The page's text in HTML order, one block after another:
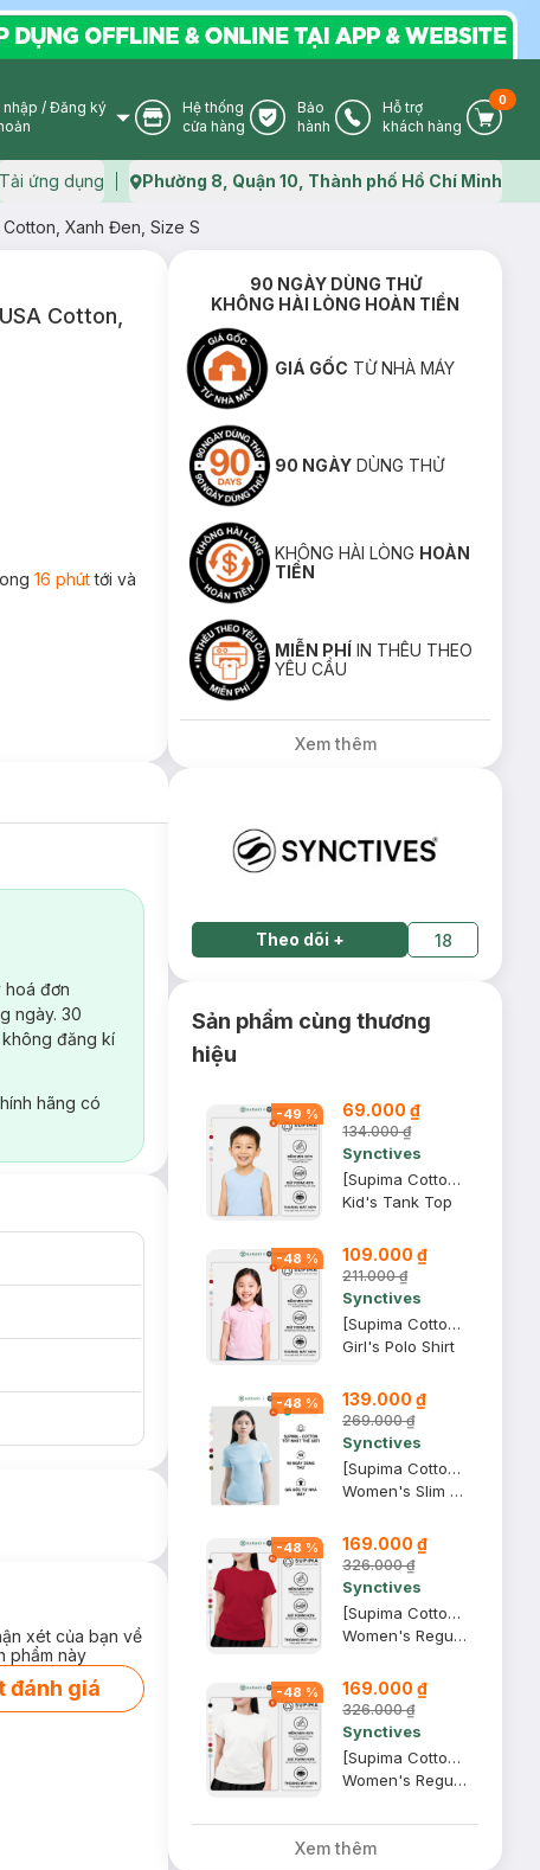
User Icon
/ Đăng ký
Store Icon
Hệ thống
cửa hàng
Warranty Icon
Bảo
hành
Phone Icon
Hỗ trợ
khách hàng
Cart
0
Tải ứng dụng Map icon
Phường 8, Quận 10, Thành phố Hồ Chí Minh
Xanh Đen, Size S
Cotton,
16 phúttới và
hoá đơn
ngày. 30
đăng kí
hãng có
xét của bạn về
phẩm này
đánh giá
90 NGÀY DÙNG THỬ
KHÔNG HÀI LÒNG HOÀN TIỀN
GIÁ GỐC TỪ NHÀ MÁY
90 NGÀY DÙNG THỬ
KHÔNG HÀI LÒNG HOÀN
TIỀN
MIỄN PHÍ IN THÊU THEO
YÊU CẦU
Xem thêm
Theo dõi + 18
Sản phẩm cùng thương
hiệu
-49 % 69.000 ₫
134.000 ₫
Synctives
[Supima Cotton] Áo Sát Nách Trẻ Em Synctives, Xanh Mây, 5 - CCTA01
Kid's Tank Top
-48 % 109.000 ₫
211.000 ₫
Synctives
[Supima Cotton] Áo Polo Trẻ Em Synctives, Tím Nhạt, 8 - CGPO01
Girl's Polo Shirt
-48 % 139.000 ₫
269.000 ₫
Synctives
[Supima Cotton] Áo Thun Nữ Synctives Slim Fit, Xanh Mây, XL - CWTS10
Women's Slim Fit Crew-neck T-shirt
-48 % 169.000 ₫
326.000 ₫
Synctives
[Supima Cotton] Áo Thun Nữ Synctives Regular Fit, Đỏ Rượu, XL - CWTS02
Women's Regular Fit Curved Hem T-Shirt
-48 % 169.000 ₫
326.000 ₫
Synctives
[Supima Cotton] Áo Thun Nữ Synctives Regular Fit, Trắng, S - CWTS02
Women's Regular Fit Curved Hem T-Shirt
Xem thêm